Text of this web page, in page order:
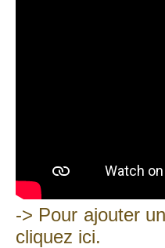
-> Pour ajouter
cliquez ici.